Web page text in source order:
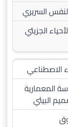
السريري
الجزيئي
الاصطناعي
المعمارية
البيئي